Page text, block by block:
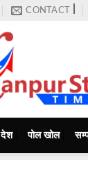
CONTACT
देश पोल खोल